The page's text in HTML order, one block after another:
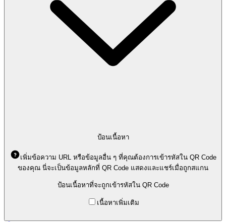
ป้อนเนื้อหา
เพิ่มข้อความ URL หรือข้อมูลอื่น ๆ ที่คุณต้องการเข้ารหัสใน QR Code
ของคุณ นี่จะเป็นข้อมูลหลักที่ QR Code แสดงและแชร์เมื่อถูกสแกน
ป้อนเนื้อหาที่จะถูกเข้ารหัสใน QR Code
เนื้อหาเพิ่มเติม